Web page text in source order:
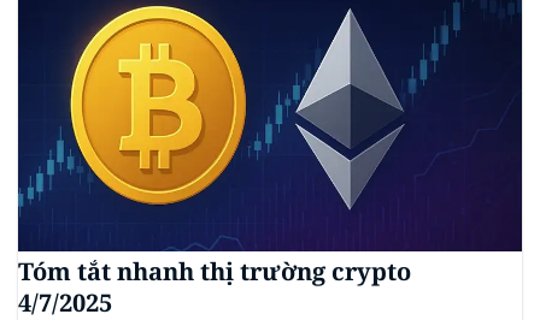
Tóm tắt nhanh thị trường crypto
4/7/2025